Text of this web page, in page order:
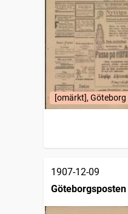
[omärkt], Göteborg
1907-12-09
Göteborgsposten